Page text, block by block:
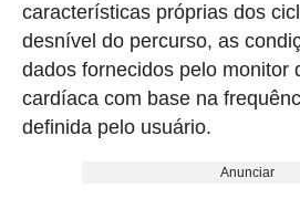
características próprias dos
desnível do percurso, as
dados fornecidos pelo monitor
cardíaca com base na
definida pelo usuário.
Anunciar